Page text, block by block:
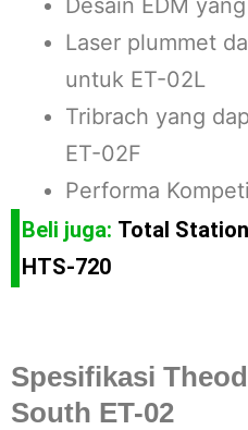
Laser plummet
untuk ET-02L
Tribrach yang
ET-02F
Performa
Beli juga: Total
HTS-720
Spesifikasi
South ET-02